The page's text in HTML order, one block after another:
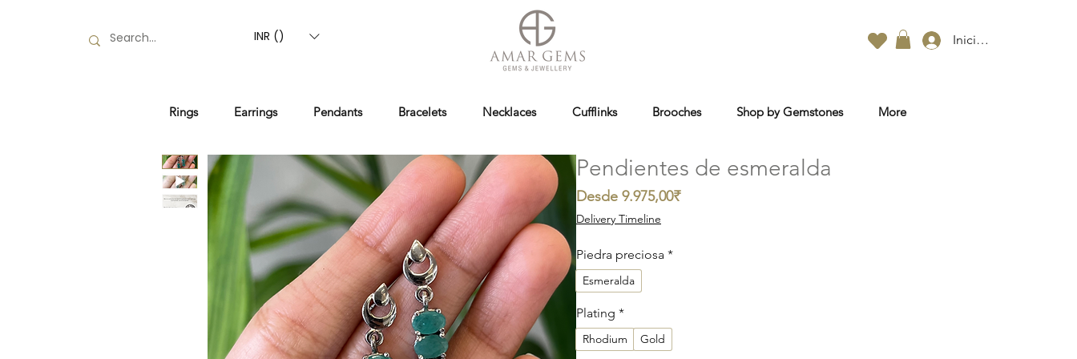
INR (₹) Iniciar sesión
Rings Earrings Pendants Bracelets Necklaces Cufflinks Brooches Shop by Gemstones More
Pendientes de esmeralda
Desde 9.975,00₹Precio
Delivery Timeline
Piedra preciosa *
Esmeralda
Plating *
Rhodium Gold